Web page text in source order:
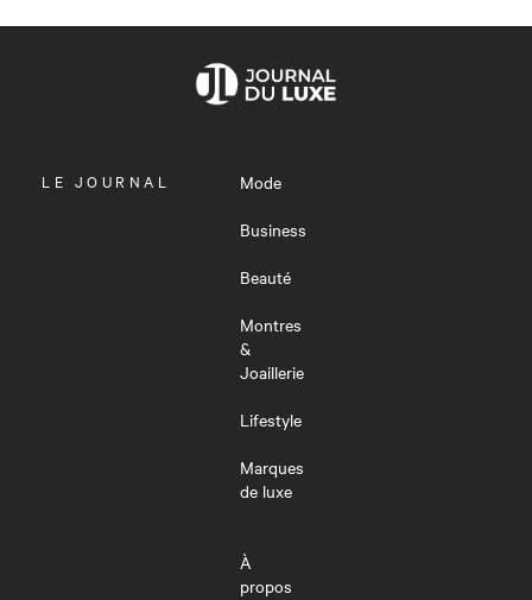
OUVRIR
LE JOURNAL
Mode
Business
Beauté
Montres
&
Joaillerie
Lifestyle
Marques
de luxe
À
propos